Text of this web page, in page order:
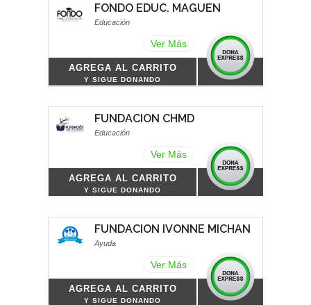
FONDO EDUC. MAGUEN
Educación
Ver Más
AGREGA AL CARRITO
Y SIGUE DONANDO
FUNDACION CHMD
Educación
Ver Más
AGREGA AL CARRITO
Y SIGUE DONANDO
FUNDACION IVONNE MICHAN
Ayuda
Ver Más
AGREGA AL CARRITO
Y SIGUE DONANDO